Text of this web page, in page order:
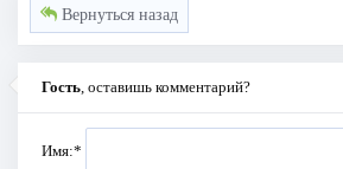
Вернуться назад
Гость , оставишь комментарий?
Имя:*